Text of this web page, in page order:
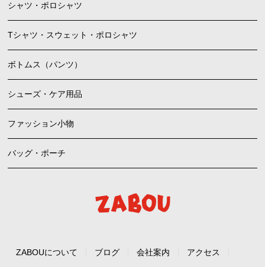
シャツ・ポロシャツ
Tシャツ・スウェット・ポロシャツ
ボトムス（パンツ）
シューズ・ケア用品
ファッション小物
バッグ・ポーチ
ZABOUについて ブログ 会社案内 アクセス